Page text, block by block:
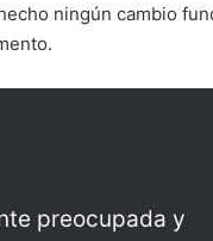
ningún cambio
preocupada y